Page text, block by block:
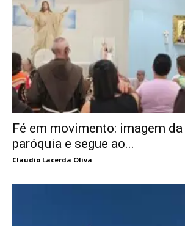
Fé em movimento: imagem
paróquia e segue ao...
Claudio Lacerda Oliva